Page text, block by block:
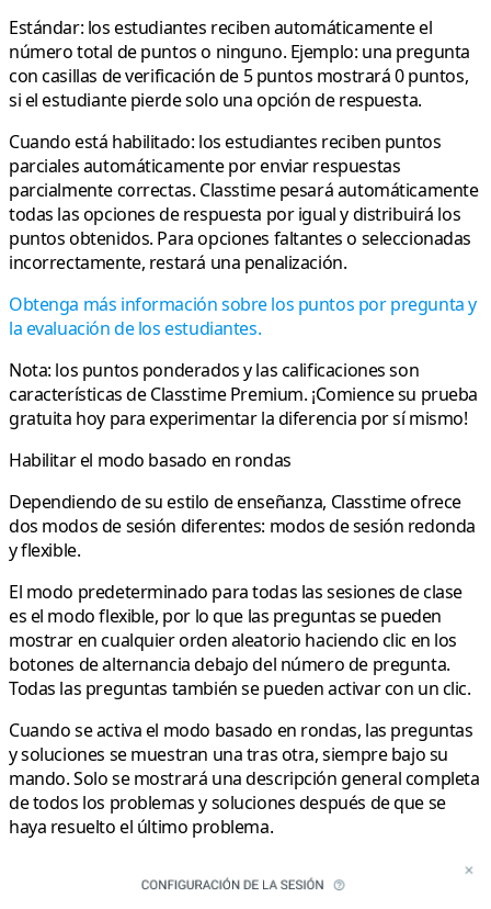
Estándar: los estudiantes reciben automáticamente el
número total de puntos o ninguno. Ejemplo: una pregunta
con casillas de verificación de 5 puntos mostrará 0 puntos,
si el estudiante pierde solo una opción de respuesta.
Cuando está habilitado: los estudiantes reciben puntos
parciales automáticamente por enviar respuestas
parcialmente correctas. Classtime pesará automáticamente
todas las opciones de respuesta por igual y distribuirá los
puntos obtenidos. Para opciones faltantes o seleccionadas
incorrectamente, restará una penalización.
Obtenga más información sobre los puntos por pregunta y
la evaluación de los estudiantes.
Nota: los puntos ponderados y las calificaciones son
características de Classtime Premium. ¡Comience su prueba
gratuita hoy para experimentar la diferencia por sí mismo!
Habilitar el modo basado en rondas
Dependiendo de su estilo de enseñanza, Classtime ofrece
dos modos de sesión diferentes: modos de sesión redonda
y flexible.
El modo predeterminado para todas las sesiones de clase
es el modo flexible, por lo que las preguntas se pueden
mostrar en cualquier orden aleatorio haciendo clic en los
botones de alternancia debajo del número de pregunta.
Todas las preguntas también se pueden activar con un clic.
Cuando se activa el modo basado en rondas, las preguntas
y soluciones se muestran una tras otra, siempre bajo su
mando. Solo se mostrará una descripción general completa
de todos los problemas y soluciones después de que se
haya resuelto el último problema.